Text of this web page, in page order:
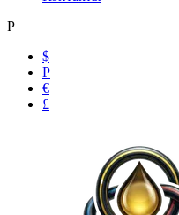
Р
$
Р
€
£